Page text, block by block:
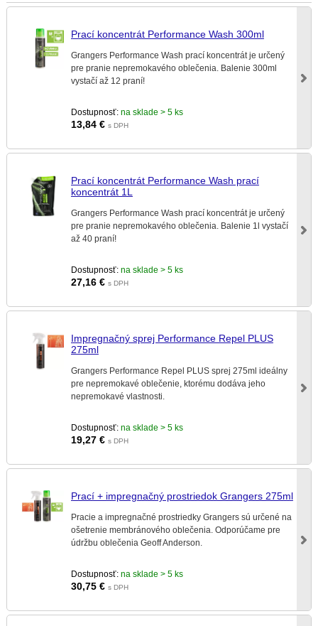
Prací koncentrát Performance Wash 300ml
Grangers Performance Wash prací koncentrát je určený
pre pranie nepremokavého oblečenia. Balenie 300ml
vystačí až 12 praní!
Dostupnosť:na sklade > 5 ks
13,84 € s DPH
Prací koncentrát Performance Wash prací
koncentrát 1L
Grangers Performance Wash prací koncentrát je určený
pre pranie nepremokavého oblečenia. Balenie 1l vystačí
až 40 praní!
Dostupnosť:na sklade > 5 ks
27,16 € s DPH
Impregnačný sprej Performance Repel PLUS
275ml
Grangers Performance Repel PLUS sprej 275ml ideálny
pre nepremokavé oblečenie, ktorému dodáva jeho
nepremokavé vlastnosti.
Dostupnosť:na sklade > 5 ks
19,27 € s DPH
Prací + impregnačný prostriedok Grangers 275ml
Pracie a impregnačné prostriedky Grangers sú určené na
ošetrenie membránového oblečenia. Odporúčame pre
údržbu oblečenia Geoff Anderson.
Dostupnosť:na sklade > 5 ks
30,75 € s DPH